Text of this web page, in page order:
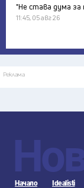
"Не става дума за
11:45, 05 авг 26
Реклама
Начало Idealisti